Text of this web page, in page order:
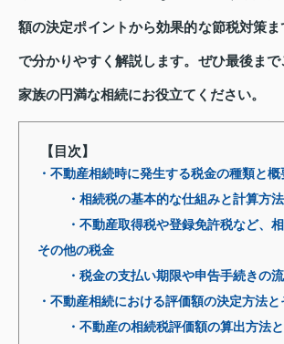
額の決定ポイントから効果的な節税対策
で分かりやすく解説します。ぜひ最後ま
家族の円満な相続にお役立てください。
【目次】
・不動産相続時に発生する税金の種類と概
・相続税の基本的な仕組みと計算方法
・不動産取得税や登録免許税など、
その他の税金
・税金の支払い期限や申告手続きの
・不動産相続における評価額の決定方法
・不動産の相続税評価額の算出方法